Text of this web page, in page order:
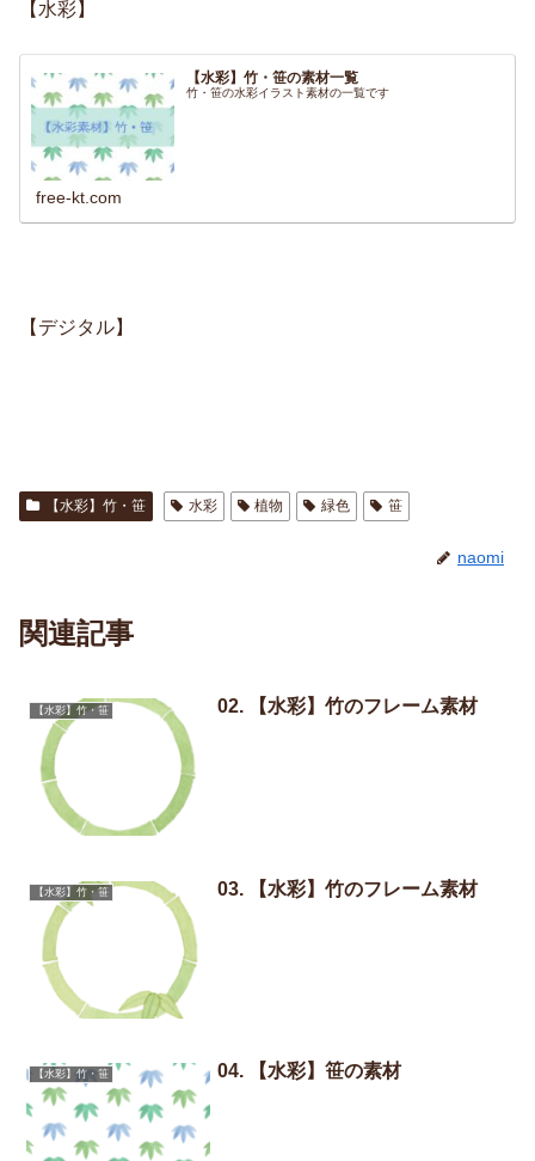
【水彩】
【水彩】竹・笹の素材一覧
竹・笹の水彩イラスト素材の一覧です
free-kt.com
【デジタル】
【水彩】竹・笹 水彩 植物 緑色 笹
naomi
関連記事
【水彩】竹・笹 02. 【水彩】竹のフレーム素材
【水彩】竹・笹 03. 【水彩】竹のフレーム素材
【水彩】竹・笹 04. 【水彩】笹の素材